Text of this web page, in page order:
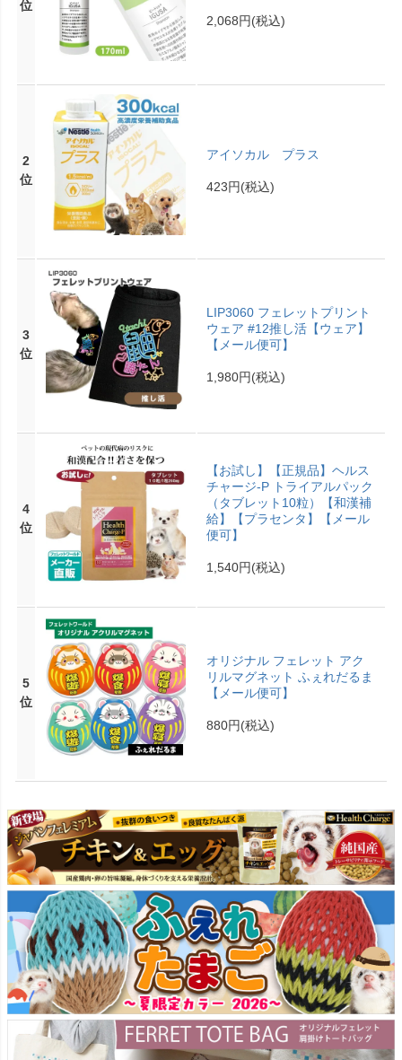
位
2,068円(税込)
2
位
アイソカル プラス
423円(税込)
3
位
LIP3060 フェレットプリント
ウェア #12推し活【ウェア】
【メール便可】
1,980円(税込)
4
位
【お試し】【正規品】ヘルス
チャージ-P トライアルパック
（タブレット10粒）【和漢補
給】【プラセンタ】【メール
便可】
1,540円(税込)
5
位
オリジナル フェレット アク
リルマグネット ふぇれだるま
【メール便可】
880円(税込)